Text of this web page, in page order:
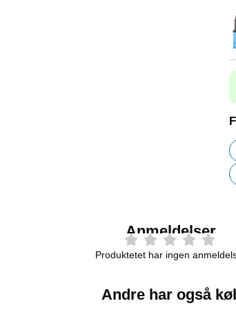
Anmeldelser
Produktetet har ingen
Andre har også